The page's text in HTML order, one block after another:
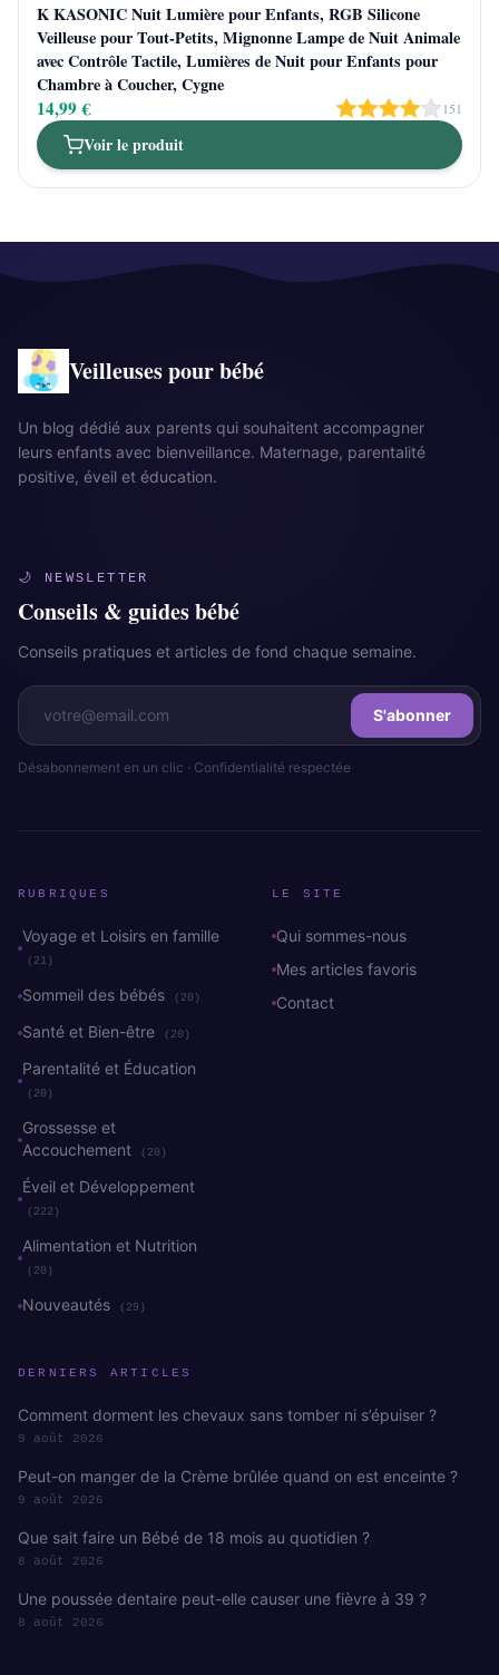
K KASONIC Nuit Lumière pour Enfants, RGB Silicone
Veilleuse pour Tout-Petits, Mignonne Lampe de Nuit Animale
avec Contrôle Tactile, Lumières de Nuit pour Enfants pour
Chambre à Coucher, Cygne
14,99 € 151
Voir le produit
Veilleuses pour bébé
Un blog dédié aux parents qui souhaitent accompagner
leurs enfants avec bienveillance. Maternage, parentalité
positive, éveil et éducation.
🌙 NEWSLETTER
Conseils & guides bébé
Conseils pratiques et articles de fond chaque semaine.
S'abonner
Désabonnement en un clic · Confidentialité respectée
RUBRIQUES
Voyage et Loisirs en famille
(21)
Sommeil des bébés (20)
Santé et Bien-être (20)
Parentalité et Éducation
(20)
Grossesse et
Accouchement
(20)
Éveil et Développement
(222)
Alimentation et Nutrition
(20)
Nouveautés (29)
LE SITE
Qui sommes-nous
Mes articles favoris
Contact
DERNIERS ARTICLES
Comment dorment les chevaux sans tomber ni s’épuiser ?
9 août 2026
Peut-on manger de la Crème brûlée quand on est enceinte ?
9 août 2026
Que sait faire un Bébé de 18 mois au quotidien ?
8 août 2026
Une poussée dentaire peut-elle causer une fièvre à 39 ?
8 août 2026